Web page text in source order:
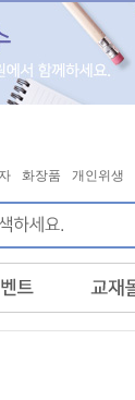
화장품 개인위생